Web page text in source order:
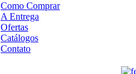
Como Comprar
A Entrega
Ofertas
Catálogos
Contato